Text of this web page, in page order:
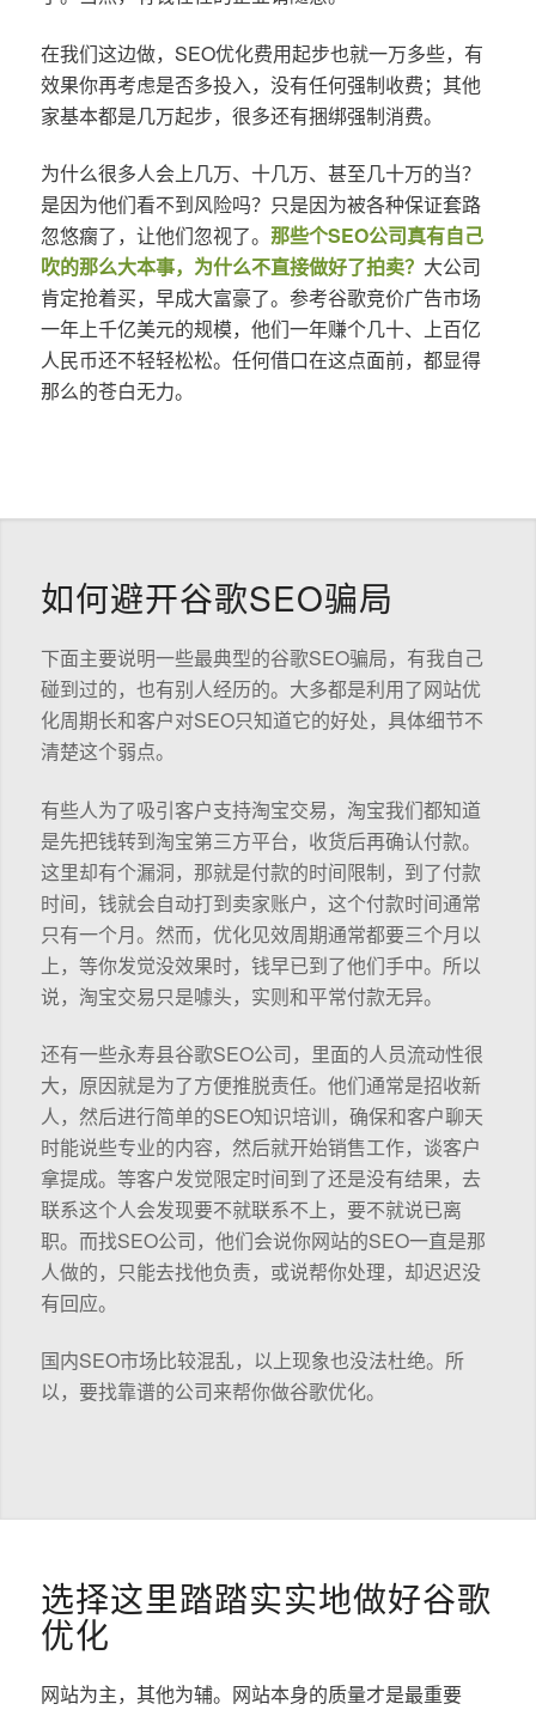
在我们这边做，SEO优化费用起步也就一万多些，有
效果你再考虑是否多投入，没有任何强制收费；其他
家基本都是几万起步，很多还有捆绑强制消费。
为什么很多人会上几万、十几万、甚至几十万的当？
是因为他们看不到风险吗？只是因为被各种保证套路
忽悠瘸了，让他们忽视了。 那些个SEO公司真有自己
吹的那么大本事，为什么不直接做好了拍卖？ 大公司
肯定抢着买，早成大富豪了。参考谷歌竞价广告市场
一年上千亿美元的规模，他们一年赚个几十、上百亿
人民币还不轻轻松松。任何借口在这点面前，都显得
那么的苍白无力。
如何避开谷歌SEO骗局
下面主要说明一些最典型的谷歌SEO骗局，有我自己
碰到过的，也有别人经历的。大多都是利用了网站优
化周期长和客户对SEO只知道它的好处，具体细节不
清楚这个弱点。
有些人为了吸引客户支持淘宝交易，淘宝我们都知道
是先把钱转到淘宝第三方平台，收货后再确认付款。
这里却有个漏洞，那就是付款的时间限制，到了付款
时间，钱就会自动打到卖家账户，这个付款时间通常
只有一个月。然而，优化见效周期通常都要三个月以
上，等你发觉没效果时，钱早已到了他们手中。所以
说，淘宝交易只是噱头，实则和平常付款无异。
还有一些永寿县谷歌SEO公司，里面的人员流动性很
大，原因就是为了方便推脱责任。他们通常是招收新
人，然后进行简单的SEO知识培训，确保和客户聊天
时能说些专业的内容，然后就开始销售工作，谈客户
拿提成。等客户发觉限定时间到了还是没有结果，去
联系这个人会发现要不就联系不上，要不就说已离
职。而找SEO公司，他们会说你网站的SEO一直是那
人做的，只能去找他负责，或说帮你处理，却迟迟没
有回应。
国内SEO市场比较混乱，以上现象也没法杜绝。所
以，要找靠谱的公司来帮你做谷歌优化。
选择这里踏踏实实地做好谷歌
优化
网站为主，其他为辅。网站本身的质量才是最重要